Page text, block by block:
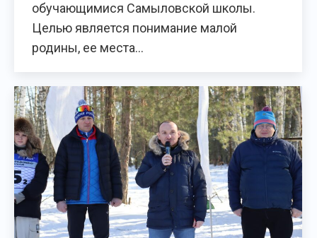
обучающимися Самыловской школы.
Целью является понимание малой
родины, ее места…